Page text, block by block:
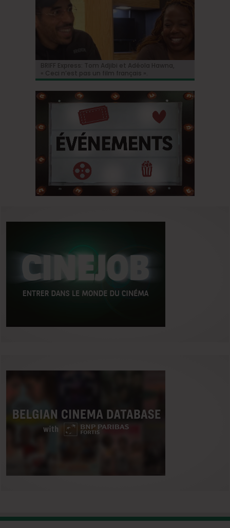
BRIFF Express: Tom Adjibi et Adéola Hawna,
« Ceci n’est pas un film français ».
Johnny Depp en Ebenezer Scrooge: le grand
retour de l’acteur dans une relecture sombre
du classique de Dickens !
BRIFF 2026: la Compétition belge!
« Coyote vs. Acme », le film maudit de
Hollywood a enfin une date de sortie !
Capsule #147: « Notre Salut » d’Emmanuel
Marre